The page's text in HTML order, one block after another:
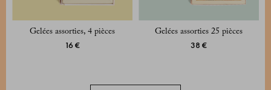
Gelées assorties, 4 pièces
16 €
Gelées assorties 25 pièces
38 €